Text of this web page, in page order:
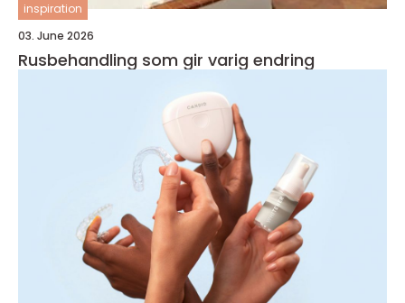
inspiration
03. June 2026
Rusbehandling som gir varig endring